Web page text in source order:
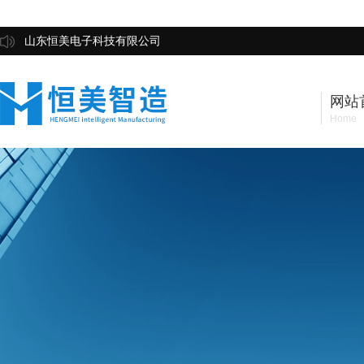
山东恒美电子科技有限公司
网站
Home